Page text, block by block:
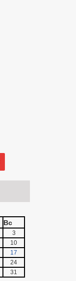
Вс
3
10
17
24
31